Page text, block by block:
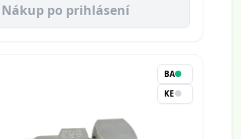
Nákup po prihlásení
BA
KE